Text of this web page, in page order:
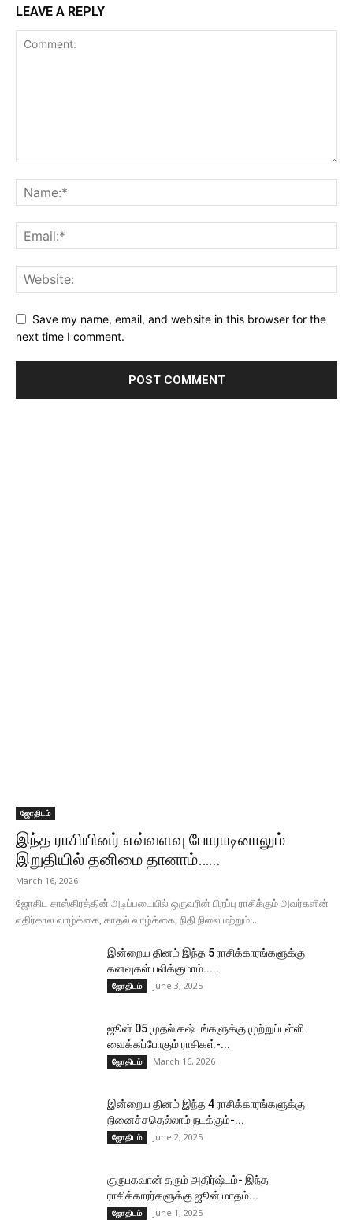
LEAVE A REPLY
Save my name, email, and website in this browser for the
next time I comment.
ஜோதிடம்
இந்த ராசியினர் எவ்வளவு போராடினாலும்
இறுதியில் தனிமை தானாம்…...
March 16, 2026
ஜோதிட சாஸ்திரத்தின் அடிப்படையில் ஒருவரின் பிறப்பு ராசிக்கும் அவர்களின்
எதிர்கால வாழ்க்கை, காதல் வாழ்க்கை, நிதி நிலை மற்றும்...
இன்றைய தினம் இந்த 5 ராசிக்காரங்களுக்கு
கனவுகள் பலிக்குமாம்.....
ஜோதிடம் June 3, 2025
ஜூன் 05 முதல் கஷ்டங்களுக்கு முற்றுப்புள்ளி
வைக்கப்போகும் ராசிகள்-...
ஜோதிடம் March 16, 2026
இன்றைய தினம் இந்த 4 ராசிக்காரங்களுக்கு
நினைச்சதெல்லாம் நடக்கும்-...
ஜோதிடம் June 2, 2025
குருபகவான் தரும் அதிர்ஷ்டம்- இந்த
ராசிக்காரர்களுக்கு ஜூன் மாதம்...
ஜோதிடம் June 1, 2025